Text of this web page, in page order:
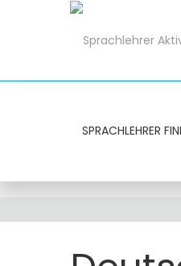
SPRACHLEHRER